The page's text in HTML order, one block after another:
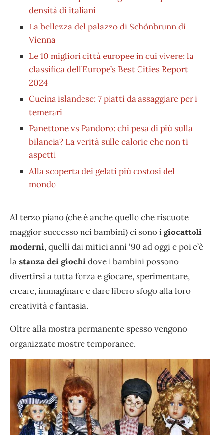
densità di italiani
La bellezza del palazzo di Schönbrunn di
Vienna
Le 10 migliori città europee in cui vivere: la
classifica dell’Europe’s Best Cities Report
2024
Cucina islandese: 7 piatti da assaggiare per i
temerari
Panettone vs Pandoro: chi pesa di più sulla
bilancia? La verità sulle calorie che non ti
aspetti
Alla scoperta dei gelati più costosi del
mondo
Al terzo piano (che è anche quello che riscuote
maggior successo nei bambini) ci sono igiocattoli
moderni, quelli dai mitici anni ‘90 ad oggi e poi c’è
lastanza dei giochidove i bambini possono
divertirsi a tutta forza e giocare, sperimentare,
creare, immaginare e dare libero sfogo alla loro
creatività e fantasia.
Oltre alla mostra permanente spesso vengono
organizzate mostre temporanee.